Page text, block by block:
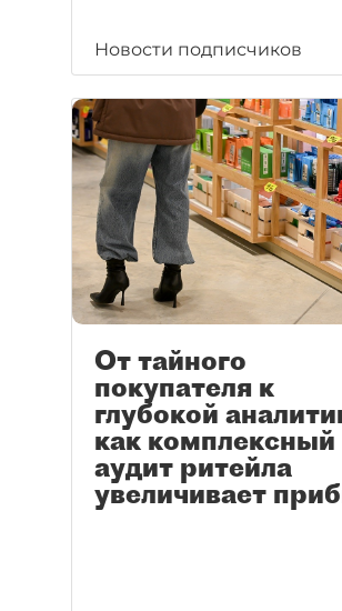
Новости подписчиков
От тайного
покупателя к
глубокой
как комплексный
аудит ритейла
увеличивает